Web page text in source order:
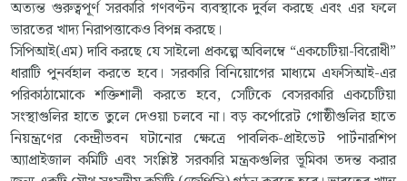
অত্যন্ত গুরুত্বপূর্ণ সরকারি গণবণ্টন ব্যবস্থাকে দুর্বল করছে এবং এর ফলে
ভারতের খাদ্য নিরাপত্তাকেও বিপন্ন করছে।
সিপিআই(এম) দাবি করছে যে সাইলো প্রকল্পে অবিলম্বে “একচেটিয়া-বিরোধী”
ধারাটি পুনর্বহাল করতে হবে। সরকারি বিনিয়োগের মাধ্যমে এফসিআই-এর
পরিকাঠামোকে শক্তিশালী করতে হবে, সেটিকে বেসরকারি একচেটিয়া
সংস্থাগুলির হাতে তুলে দেওয়া চলবে না। বড় কর্পোরেট গোষ্ঠীগুলির হাতে
নিয়ন্ত্রণের কেন্দ্রীভবন ঘটানোর ক্ষেত্রে পাবলিক-প্রাইভেট পার্টনারশিপ
অ্যাপ্রাইজাল কমিটি এবং সংশ্লিষ্ট সরকারি মন্ত্রকগুলির ভূমিকা তদন্ত করার